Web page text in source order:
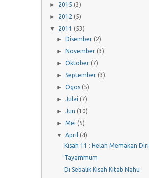
► 2015 (3)
► 2012 (5)
▼ 2011 (53)
►Disember (2)
►November (3)
►Oktober (7)
►September (3)
►Ogos (5)
► Julai (7)
► Jun (10)
►Mei (5)
▼April (4)
Kisah 11 : Helah Memakan Diri
Tayammum
Di Sebalik Kisah Kitab Nahu